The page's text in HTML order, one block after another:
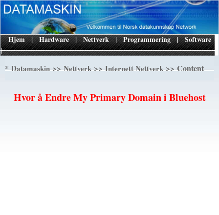
|
Hjem | Hardware | Nettverk | Programmering | Software
*Datamaskin>>Nettverk>>Internett Nettverk>> Content
Hvor å Endre My Primary Domain i Bluehost